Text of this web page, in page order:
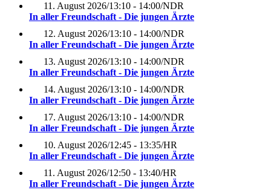
11. August 2026/13:10 - 14:00/NDR
In aller Freundschaft - Die jungen Ärzte
12. August 2026/13:10 - 14:00/NDR
In aller Freundschaft - Die jungen Ärzte
13. August 2026/13:10 - 14:00/NDR
In aller Freundschaft - Die jungen Ärzte
14. August 2026/13:10 - 14:00/NDR
In aller Freundschaft - Die jungen Ärzte
17. August 2026/13:10 - 14:00/NDR
In aller Freundschaft - Die jungen Ärzte
10. August 2026/12:45 - 13:35/HR
In aller Freundschaft - Die jungen Ärzte
11. August 2026/12:50 - 13:40/HR
In aller Freundschaft - Die jungen Ärzte